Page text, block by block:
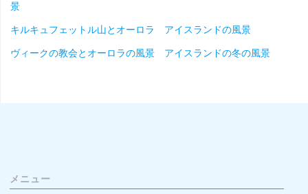
景
キルキュフェットル山とオーロラ アイスランドの風景
ヴィークの教会とオーロラの風景 アイスランドの冬の風景
メニュー